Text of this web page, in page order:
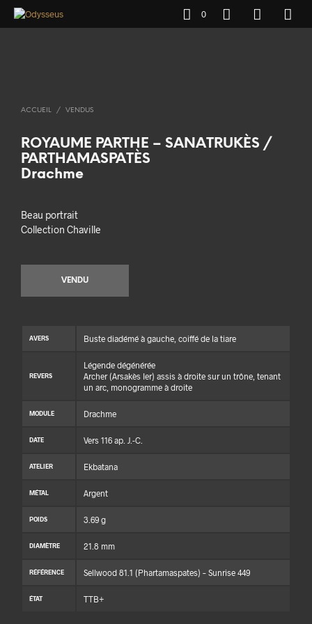
0
ACCUEIL / VENDUS
ROYAUME PARTHE – SANATRUKÈS /
PARTHAMASPATÈS
Drachme
Beau portrait
Collection Chaville
VENDU
AVERS Buste diadémé à gauche, coiffé de la tiare
REVERS
Légende dégénérée
Archer (Arsakès Ier) assis à droite sur un trône, tenant
un arc, monogramme à droite
MODULE Drachme
DATE Vers 116 ap. J.-C.
ATELIER Ekbatana
MÉTAL Argent
POIDS 3.69 g
DIAMÈTRE 21.8 mm
RÉFÉRENCE Sellwood 81.1 (Phartamaspates) – Sunrise 449
ÉTAT TTB+